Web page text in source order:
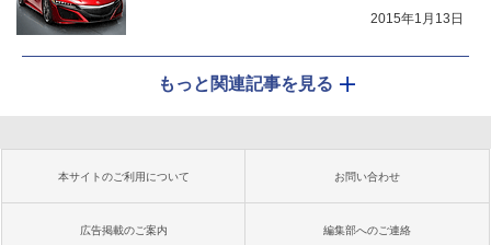
2015年1月13日
もっと関連記事を見る
本サイトのご利用について お問い合わせ
広告掲載のご案内 編集部へのご連絡